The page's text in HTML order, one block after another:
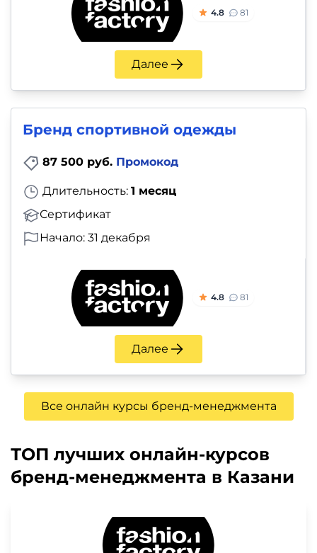
4.8 81
Далее
Бренд спортивной одежды
87 500 руб. Промокод
Длительность: 1 месяц
Сертификат
Начало: 31 декабря
4.8 81
Далее
Все онлайн курсы бренд-менеджмента
ТОП лучших онлайн-курсов
бренд-менеджмента в Казани